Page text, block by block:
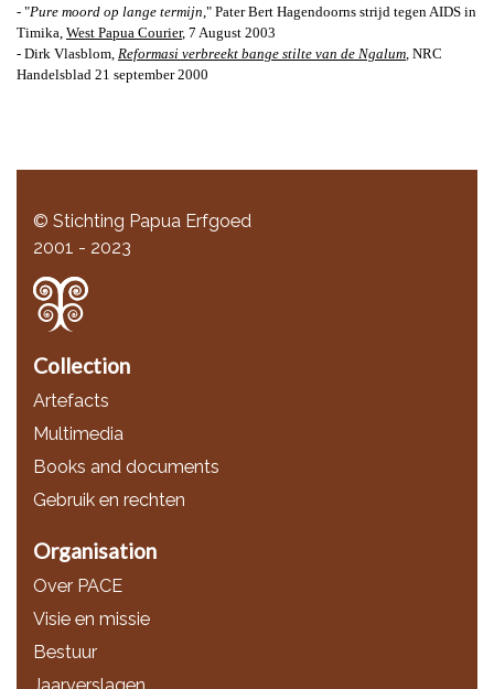
- "Pure moord op lange termijn ," Pater Bert Hagendoorns strijd tegen AIDS in
Timika, West Papua Courier, 7 August 2003
- Dirk Vlasblom, Reformasi verbreekt bange stilte van de Ngalum , NRC
Handelsblad 21 september 2000
© Stichting Papua Erfgoed
2001 - 2023
Collection
Artefacts
Multimedia
Books and documents
Gebruik en rechten
Organisation
Over PACE
Visie en missie
Bestuur